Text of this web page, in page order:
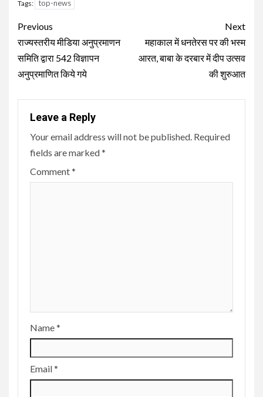
Tags: top-news
Continue
Reading
Previous
राज्यस्तरीय मीडिया अनुप्रमाणन
समिति द्वारा 542 विज्ञापन
अनुप्रमाणित किये गये
Next
महाकाल में धनतेरस पर की भस्म
आरत, बाबा के दरबार में दीप उत्सव
की शुरुआत
Leave a Reply
Your email address will not be published. Required
fields are marked*
Comment*
Name*
Email*